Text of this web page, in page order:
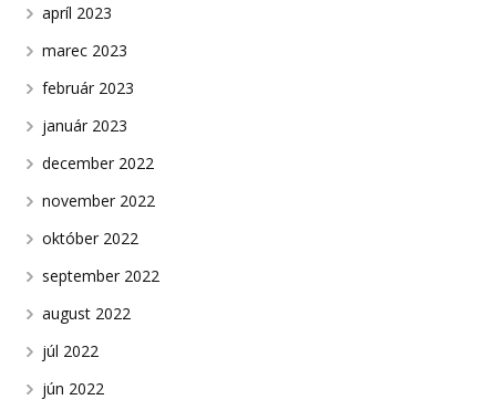
apríl 2023
marec 2023
február 2023
január 2023
december 2022
november 2022
október 2022
september 2022
august 2022
júl 2022
jún 2022